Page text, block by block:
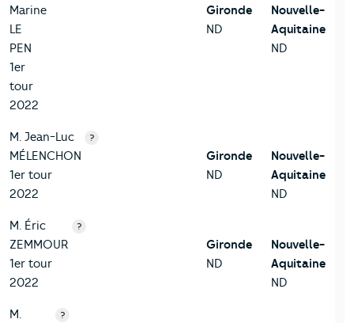
Marine
LE
PEN
1er
tour
2022
Gironde
ND
Nouvelle-
Aquitaine
ND
M. Jean-Luc
MÉLENCHON
1er tour
2022
?
Gironde
ND
Nouvelle-
Aquitaine
ND
M. Éric
ZEMMOUR
1er tour
2022
?
Gironde
ND
Nouvelle-
Aquitaine
ND
M.
?